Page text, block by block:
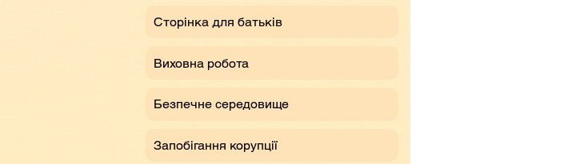
Сторінка для батьків
Виховна робота
Безпечне середовище
Запобігання корупції